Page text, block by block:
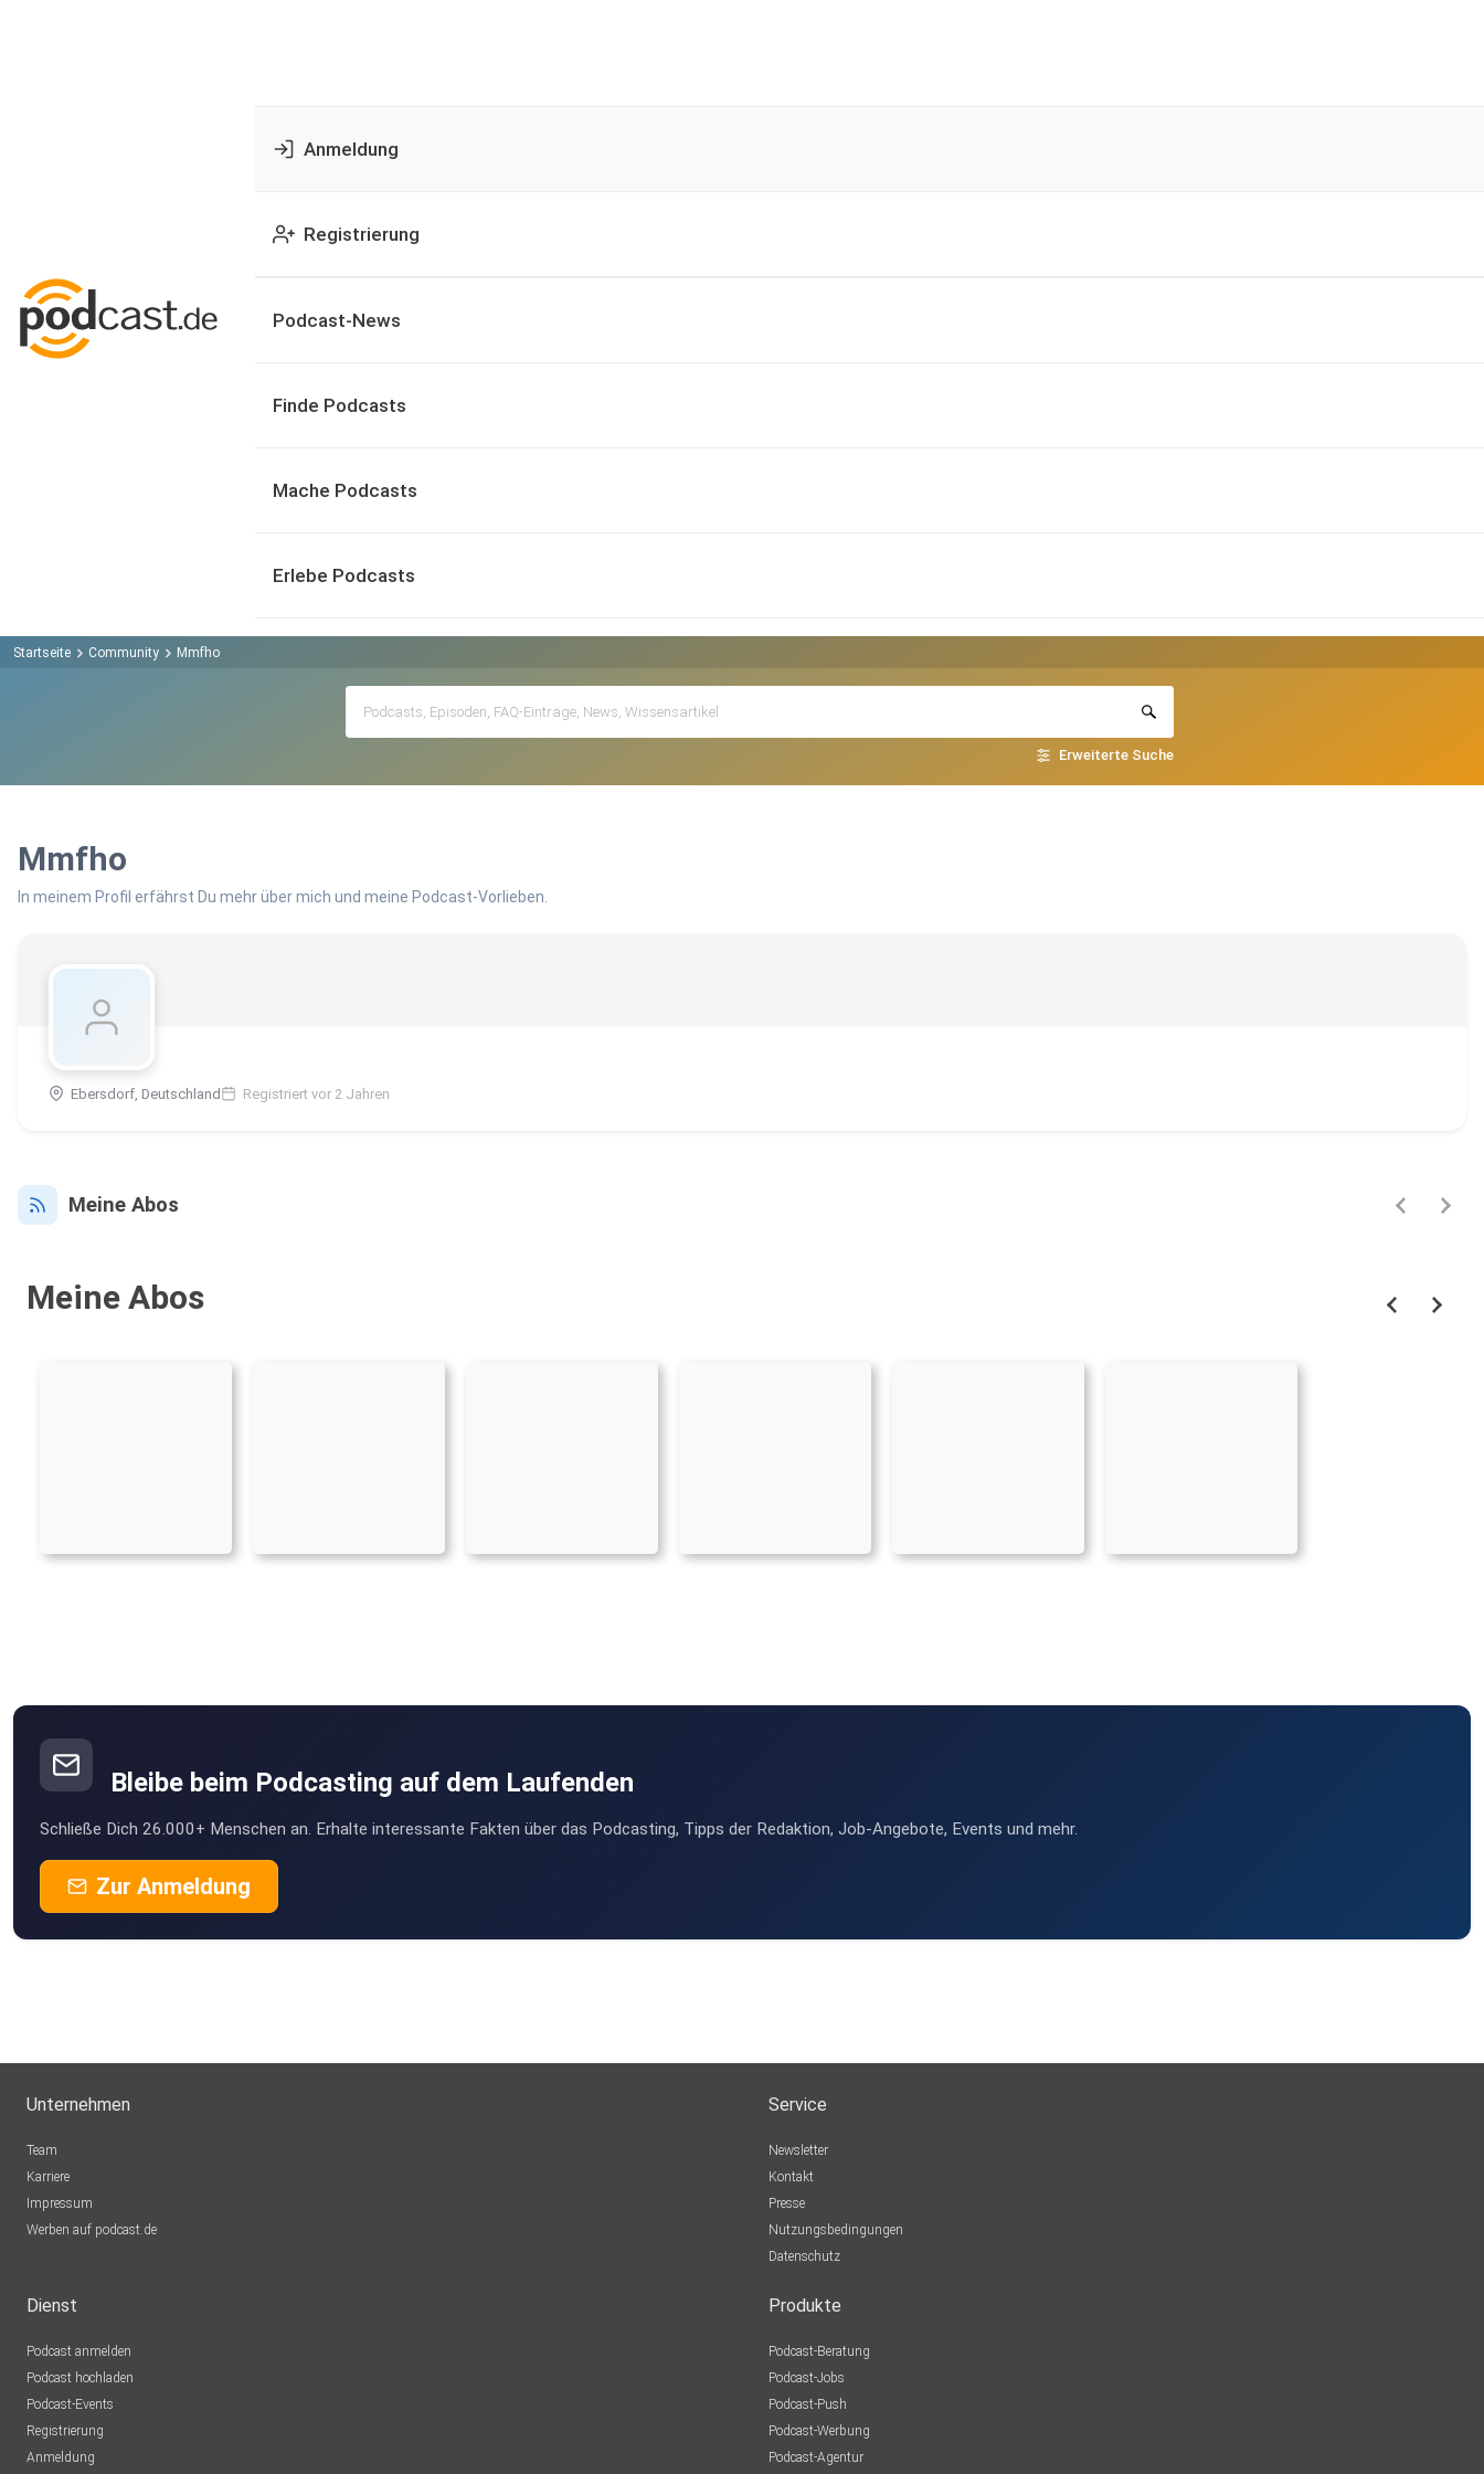
Anmeldung
Registrierung
Podcast-News
Finde Podcasts
Mache Podcasts
Erlebe Podcasts
Startseite Community Mmfho
Erweiterte Suche
Mmfho
In meinem Profil erfährst Du mehr über mich und meine Podcast-Vorlieben.
Ebersdorf, Deutschland Registriert vor 2 Jahren
Meine Abos
Meine Abos
Bleibe beim Podcasting auf dem Laufenden
Schließe Dich 26.000+ Menschen an. Erhalte interessante Fakten über das Podcasting, Tipps der Redaktion, Job-Angebote, Events und mehr.
Zur Anmeldung
Unternehmen
Team
Karriere
Impressum
Werben auf podcast.de
Service
Newsletter
Kontakt
Presse
Nutzungsbedingungen
Datenschutz
Dienst
Podcast anmelden
Podcast hochladen
Podcast-Events
Registrierung
Anmeldung
Produkte
Podcast-Beratung
Podcast-Jobs
Podcast-Push
Podcast-Werbung
Podcast-Agentur